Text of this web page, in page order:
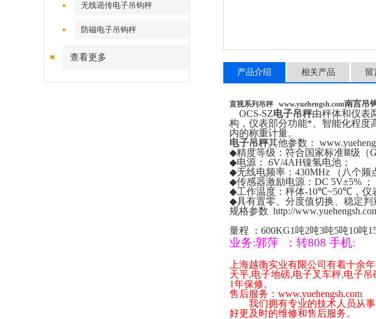
无线谣传电子吊钩秤
防磁电子吊钩秤
查看更多
产品介绍 相关产品 留
直视系列吊秤 www.yuehengsh.com南宫吊
OCS-SZ电子吊秤由秤体和仪表
构，仪表部分功能*、智能化程度
内的称重计量。
电子吊秤其他参数：
◆精度等级：符合国家标准 级（
◆电源： 6V/4AH镍氢电池；
◆无线电频率： 430MHz
（八个频
◆传感器激励电源： DC 5V±5%
；
◆工作温度：秤体-10℃~50℃ ，仪
◆具有置零、分度值切换、稳定判
规格参数 http://
量程
： 600KG1 吨2吨3吨5吨10吨
业务:郭萍 ： 转808 手机:
上海越衡实业有限公司有着十余
天平,电子地磅,电子叉车秤,电子吊
1年保修。
售后服务： www.yuehengsh.com
我们拥有专业的技术人员从事
好更及时的维修和售后服务。